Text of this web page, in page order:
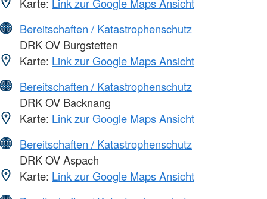
Bereitschaften / Katastrophenschutz
DRK OV Burgstetten
Karte: Link zur Google Maps Ansicht
Bereitschaften / Katastrophenschutz
DRK OV Backnang
Karte: Link zur Google Maps Ansicht
Bereitschaften / Katastrophenschutz
DRK OV Aspach
Karte: Link zur Google Maps Ansicht